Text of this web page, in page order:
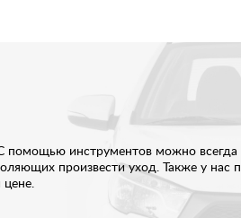
помощью инструментов можно всегда
произвести уход. Также у нас
цене.